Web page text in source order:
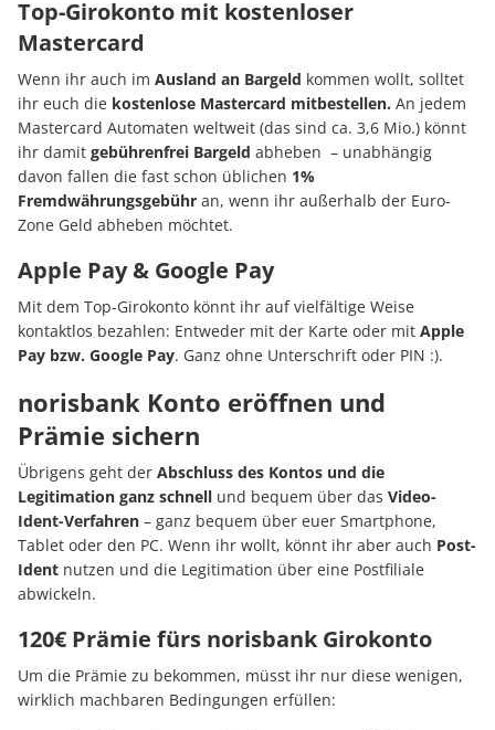
Top-Girokonto mit kostenloser
Mastercard
Wenn ihr auch im Ausland an Bargeld kommen wollt, solltet
ihr euch die kostenlose Mastercard mitbestellen. An jedem
Mastercard Automaten weltweit (das sind ca. 3,6 Mio.) könnt
ihr damit gebührenfrei Bargeld abheben – unabhängig
davon fallen die fast schon üblichen 1%
Fremdwährungsgebühr an, wenn ihr außerhalb der Euro-
Zone Geld abheben möchtet.
Apple Pay & Google Pay
Mit dem Top-Girokonto könnt ihr auf vielfältige Weise
kontaktlos bezahlen: Entweder mit der Karte oder mit Apple
Pay bzw. Google Pay. Ganz ohne Unterschrift oder PIN :).
norisbank Konto eröffnen und
Prämie sichern
Übrigens geht der Abschluss des Kontos und die
Legitimation ganz schnell und bequem über das Video-
Ident-Verfahren – ganz bequem über euer Smartphone,
Tablet oder den PC. Wenn ihr wollt, könnt ihr aber auch Post-
Ident nutzen und die Legitimation über eine Postfiliale
abwickeln.
120€ Prämie fürs norisbank Girokonto
Um die Prämie zu bekommen, müsst ihr nur diese wenigen,
wirklich machbaren Bedingungen erfüllen: